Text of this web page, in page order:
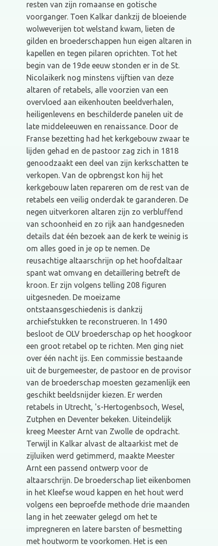
resten van zijn romaanse en gotische
voorganger. Toen Kalkar dankzij de bloeiende
wolweverijen tot welstand kwam, lieten de
gilden en broederschappen hun eigen altaren in
kapellen en tegen pilaren oprichten. Tot het
begin van de 19de eeuw stonden er in de St.
Nicolaïkerk nog minstens vijftien van deze
altaren of retabels, alle voorzien van een
overvloed aan eikenhouten beeldverhalen,
heiligenlevens en beschilderde panelen uit de
late middeleeuwen en renaissance. Door de
Franse bezetting had het kerkgebouw zwaar te
lijden gehad en de pastoor zag zich in 1818
genoodzaakt een deel van zijn kerkschatten te
verkopen. Van de opbrengst kon hij het
kerkgebouw laten repareren om de rest van de
retabels een veilig onderdak te garanderen. De
negen uitverkoren altaren zijn zo verbluffend
van schoonheid en zo rijk aan handgesneden
details dat één bezoek aan de kerk te weinig is
om alles goed in je op te nemen. De
reusachtige altaarschrijn op het hoofdaltaar
spant wat omvang en detaillering betreft de
kroon. Er zijn volgens telling 208 figuren
uitgesneden. De moeizame
ontstaansgeschiedenis is dankzij
archiefstukken te reconstrueren. In 1490
besloot de OLV broederschap op het hoogkoor
een groot retabel op te richten. Men ging niet
over één nacht ijs. Een commissie bestaande
uit de burgemeester, de pastoor en de provisor
van de broederschap moesten gezamenlijk een
geschikt beeldsnijder kiezen. Er werden
retabels in Utrecht, 's-Hertogenbsoch, Wesel,
Zutphen en Deventer bekeken. Uiteindelijk
kreeg Meester Arnt van Zwolle de opdracht.
Terwijl in Kalkar alvast de altaarkist met de
zijluiken werd getimmerd, maakte Meester
Arnt een passend ontwerp voor de
altaarschrijn. De broederschap liet eikenbomen
in het Kleefse woud kappen en het hout werd
volgens een beproefde methode drie maanden
lang in het zeewater gelegd om het te
impregneren en latere barsten of besmetting
met houtworm te voorkomen. Het is een